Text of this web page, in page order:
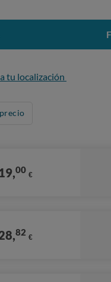
tu localización
00 €
82 €